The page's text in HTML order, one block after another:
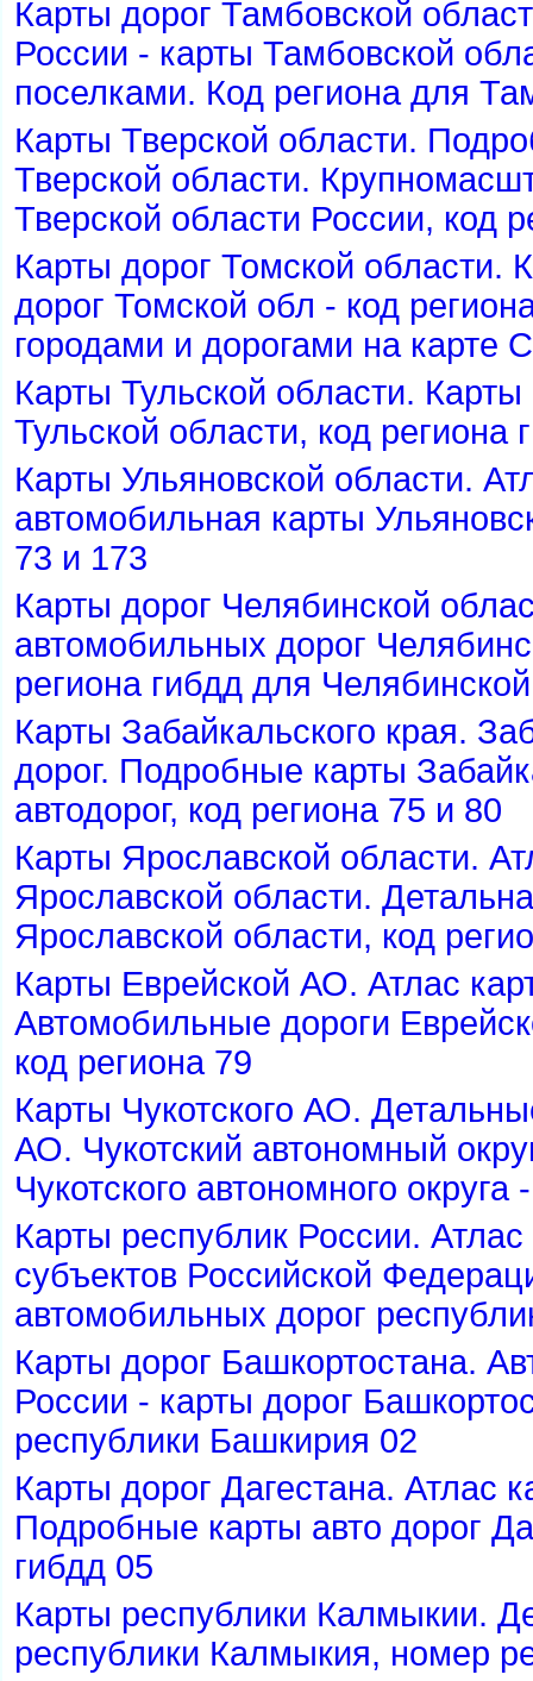
Карты дорог Тамбовской
России - карты Тамбовской
поселками. Код региона для
Карты Тверской области.
Тверской области.
Тверской области России, код
Карты дорог Томской области.
дорог Томской обл - код
ородами и дорогами на карте
Карты Тульской области.
Тульской области, код региона
Карты Ульяновской области.
автомобильная карты
73 и 173
Карты дорог Челябинской
автомобильных дорог
региона гибдд для
Карты Забайкальского края.
дорог. Подробные карты
автодорог, код региона 75 и 80
Карты Ярославской области.
Ярославской области.
Ярославской области, код
Карты Еврейской АО. Атлас
Автомобильные дороги
код региона 79
Карты Чукотского АО.
АО. Чукотский автономный
Чукотского автономного округа
Карты республик России.
субъектов Российской
автомобильных дорог
Карты дорог Башкортостана.
России - карты дорог
республики Башкирия 02
Карты дорог Дагестана. Атлас
Подробные карты авто дорог
ибдд 05
Карты республики Калмыкии.
республики Калмыкия, номер